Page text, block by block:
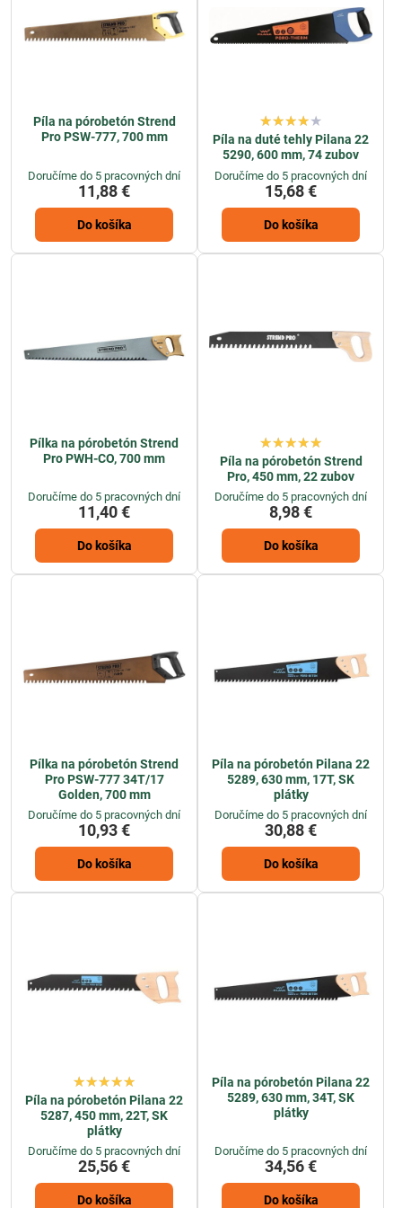
Píla na pórobetón Strend
Pro PSW-777, 700 mm
Doručíme do 5 pracovných dní
11,88 €
Do košíka
Píla na duté tehly Pilana 22
5290, 600 mm, 74 zubov
Doručíme do 5 pracovných dní
15,68 €
Do košíka
Pílka na pórobetón Strend
Pro PWH-CO, 700 mm
Doručíme do 5 pracovných dní
11,40 €
Do košíka
Píla na pórobetón Strend
Pro, 450 mm, 22 zubov
Doručíme do 5 pracovných dní
8,98 €
Do košíka
Pílka na pórobetón Strend
Pro PSW-777 34T/17
Golden, 700 mm
Doručíme do 5 pracovných dní
10,93 €
Do košíka
Píla na pórobetón Pilana 22
5289, 630 mm, 17T, SK
plátky
Doručíme do 5 pracovných dní
30,88 €
Do košíka
Píla na pórobetón Pilana 22
5287, 450 mm, 22T, SK
plátky
Doručíme do 5 pracovných dní
25,56 €
Do košíka
Píla na pórobetón Pilana 22
5289, 630 mm, 34T, SK
plátky
Doručíme do 5 pracovných dní
34,56 €
Do košíka